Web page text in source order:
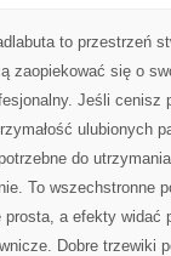
to przestrzeń
zaopiekować się o
Jeśli cenisz
ulubionych
do
To wszechstronne
a efekty widać
Dobre trzewiki